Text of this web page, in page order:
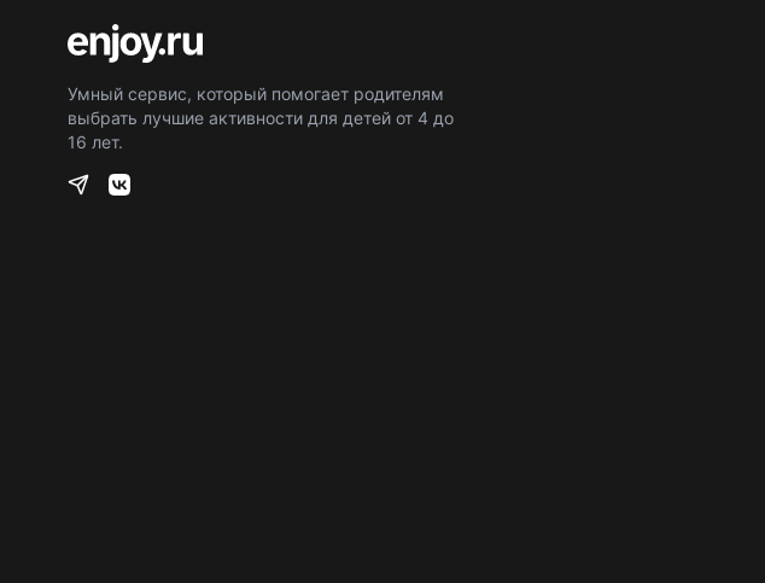
Умный сервис, который помогает родителям
выбрать лучшие активности для детей от 4 до
16 лет.